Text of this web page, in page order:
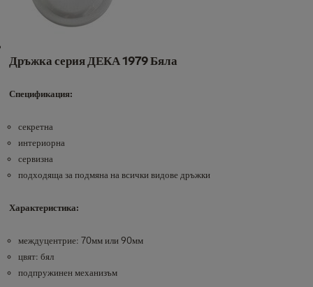
Дръжка серия ДЕКА 1979 Бяла
Спецификация:
секретна
интериорна
сервизна
подходяща за подмяна на всички видове дръжки
Характеристика:
междуцентрие: 70мм или 90мм
цвят: бял
подпружинен механизъм